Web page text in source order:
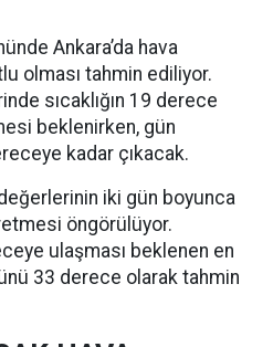
Ankara’da hava
olması tahmin ediliyor.
sıcaklığın 19 derece
beklenirken, gün
kadar çıkacak.
iki gün boyunca
öngörülüyor.
ulaşması beklenen en
33 derece olarak tahmin